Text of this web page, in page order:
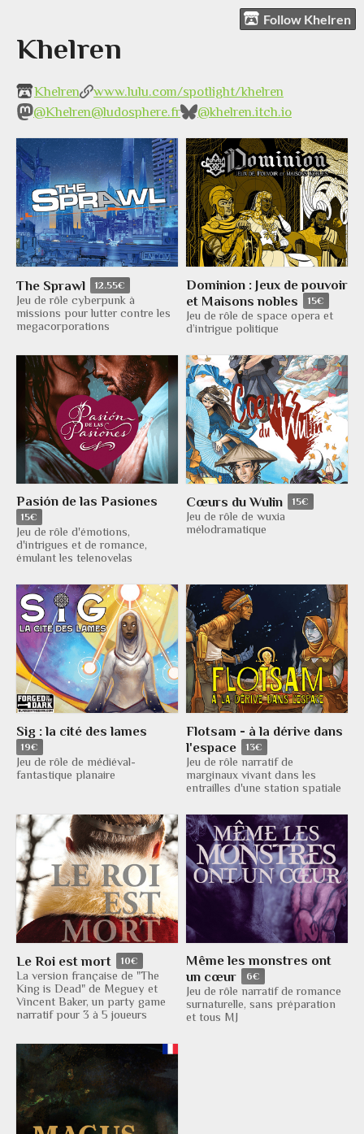
Follow Khelren
Khelren
Khelren
www.lulu.com/spotlight/khelren
@Khelren@ludosphere.fr
@khelren.itch.io
The Sprawl 12.55€
Jeu de rôle cyberpunk à
missions pour lutter contre les
megacorporations
Dominion : Jeux de pouvoir
et Maisons nobles
15€
Jeu de rôle de space opera et
d’intrigue politique
Pasión de las Pasiones
15€
Jeu de rôle d'émotions,
d'intrigues et de romance,
émulant les telenovelas
Cœurs du Wulin 15€
Jeu de rôle de wuxia
mélodramatique
Sig : la cité des lames
19€
Jeu de rôle de médiéval-
fantastique planaire
Flotsam - à la dérive dans
l'espace
13€
Jeu de rôle narratif de
marginaux vivant dans les
entrailles d'une station spatiale
Le Roi est mort 10€
La version française de "The
King is Dead" de Meguey et
Vincent Baker, un party game
narratif pour 3 à 5 joueurs
Même les monstres ont
un cœur
6€
Jeu de rôle narratif de romance
surnaturelle, sans préparation
et tous MJ